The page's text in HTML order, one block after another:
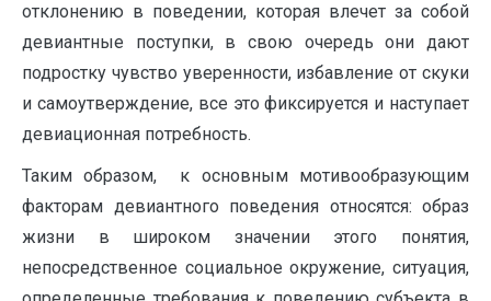
отклонению в поведении, которая влечет за собой
девиантные поступки, в свою очередь они дают
подростку чувство уверенности, избавление от скуки
и самоутверждение, все это фиксируется и наступает
девиационная потребность.
Таким образом, к основным мотивообразующим
факторам девиантного поведения относятся: образ
жизни в широком значении этого понятия,
непосредственное социальное окружение, ситуация,